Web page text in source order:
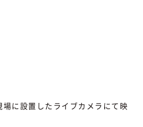
に設置したライブカメラにて映